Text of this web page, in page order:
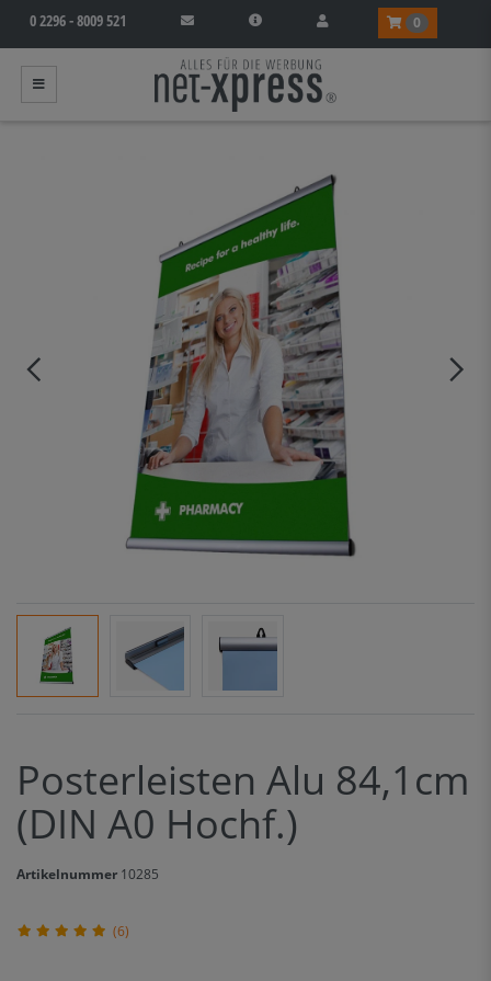
0 2296 - 8009 521 0
Posterleisten Alu 84,1cm
(DIN A0 Hochf.)
Artikelnummer 10285
(6)